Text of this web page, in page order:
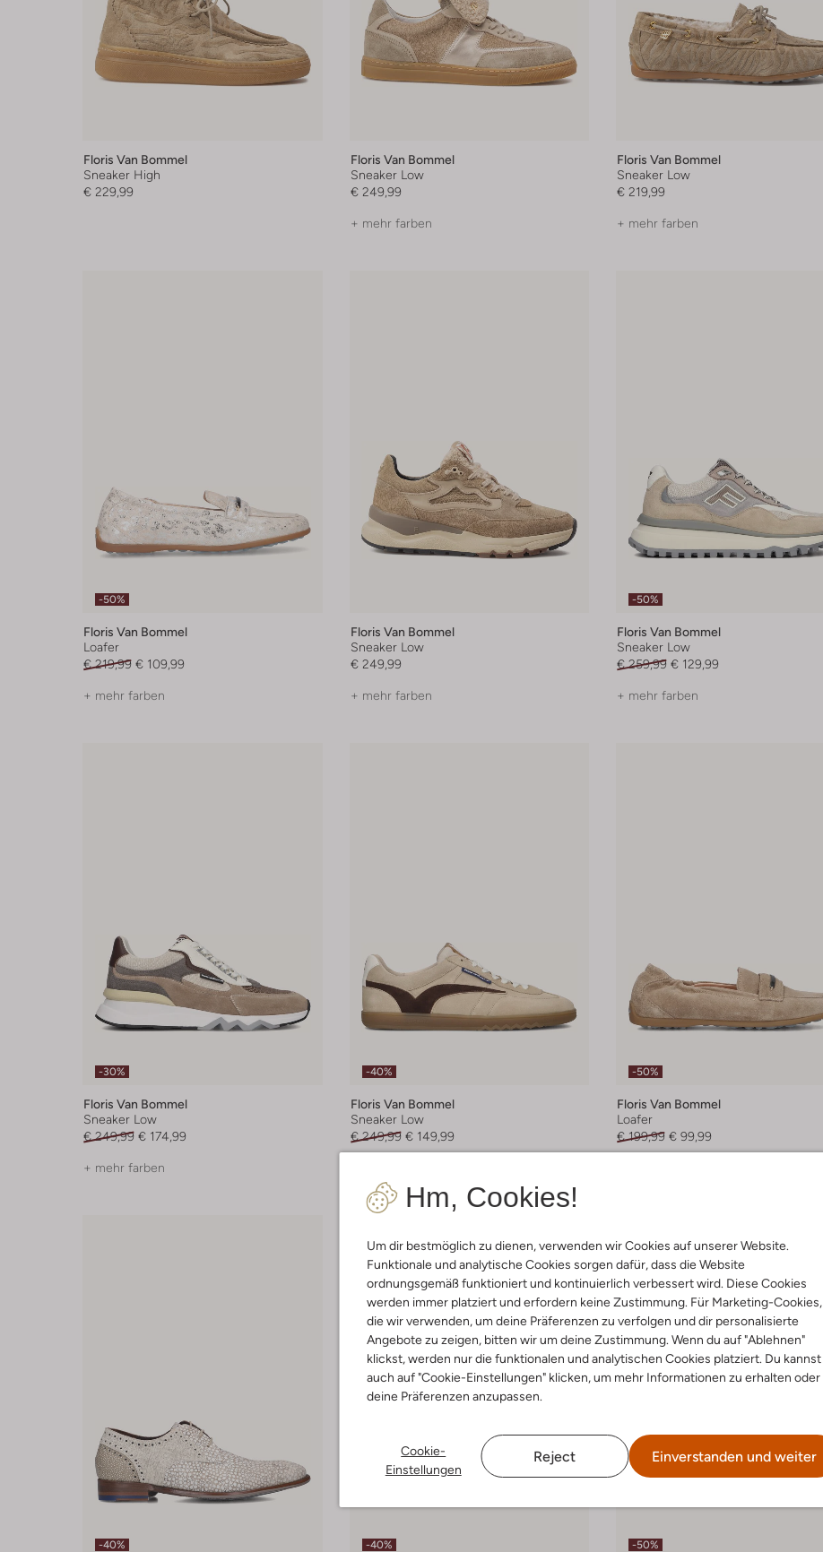
Hm, Cookies!
Um dir bestmöglich zu dienen, verwenden wir Cookies auf unserer Website.
Funktionale und analytische Cookies sorgen dafür, dass die Website
ordnungsgemäß funktioniert und kontinuierlich verbessert wird. Diese Cookies
werden immer platziert und erfordern keine Zustimmung. Für Marketing-Cookies,
die wir verwenden, um deine Präferenzen zu verfolgen und dir personalisierte
Angebote zu zeigen, bitten wir um deine Zustimmung. Wenn du auf "Ablehnen"
klickst, werden nur die funktionalen und analytischen Cookies platziert. Du kannst
auch auf "Cookie-Einstellungen" klicken, um mehr Informationen zu erhalten oder
deine Präferenzen anzupassen.
Cookie-
Einstellungen
Reject Einverstanden und weiter
Floris Van Bommel
Sneaker High
€ 229,99
Floris Van Bommel
Sneaker Low
€ 249,99
+ mehr farben
Floris Van Bommel
Sneaker Low
€ 219,99
+ mehr farben
-50%
Floris Van Bommel
Loafer
€ 219,99 € 109,99
+ mehr farben
Floris Van Bommel
Sneaker Low
€ 249,99
+ mehr farben
-50%
Floris Van Bommel
Sneaker Low
€ 259,99 € 129,99
+ mehr farben
-30%
Floris Van Bommel
Sneaker Low
€ 249,99 € 174,99
+ mehr farben
-40%
Floris Van Bommel
Sneaker Low
€ 249,99 € 149,99
-50%
Floris Van Bommel
Loafer
€ 199,99 € 99,99
-40% -40% -50%